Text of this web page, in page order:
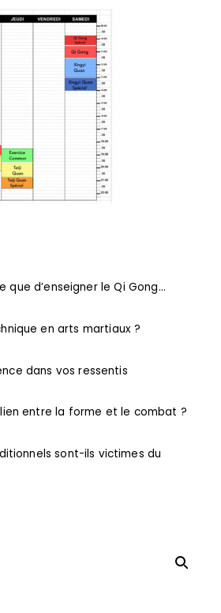
que d’enseigner le Qi Gong…
en arts martiaux ?
dans vos ressentis
entre la forme et le combat ?
sont-ils victimes du